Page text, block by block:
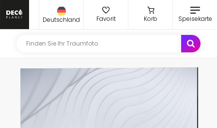
Deutschland Favorit Korb Speisekarte